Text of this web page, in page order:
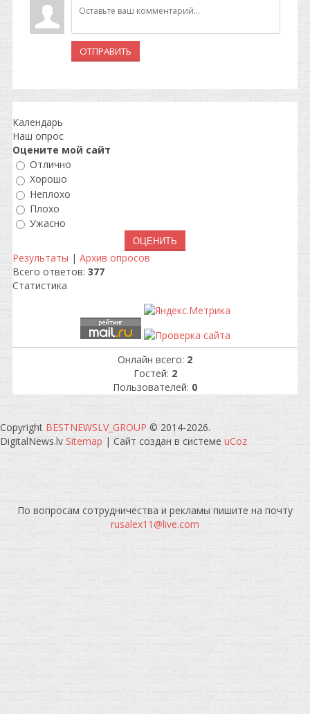
ОТПРАВИТЬ
Календарь
Наш опрос
Оцените мой сайт
Отлично
Хорошо
Неплохо
Плохо
Ужасно
Результаты | Архив опросов
Всего ответов: 377
Статистика
Онлайн всего: 2
Гостей: 2
Пользователей: 0
Copyright BESTNEWSLV_GROUP © 2014-2026.
DigitalNews.lv Sitemap | Сайт создан в системе uCoz
По вопросам сотрудничества и рекламы пишите на почту
rusalex11@live.com